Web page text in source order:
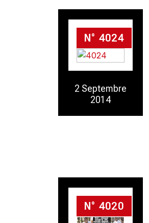
N° 4024
2 Septembre
2014
N° 4020